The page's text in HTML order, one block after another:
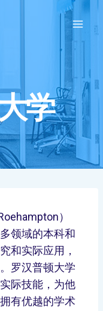
学
）
领域的本科和
和实际应用，
罗汉普顿大学
际技能，为他
有优越的学术